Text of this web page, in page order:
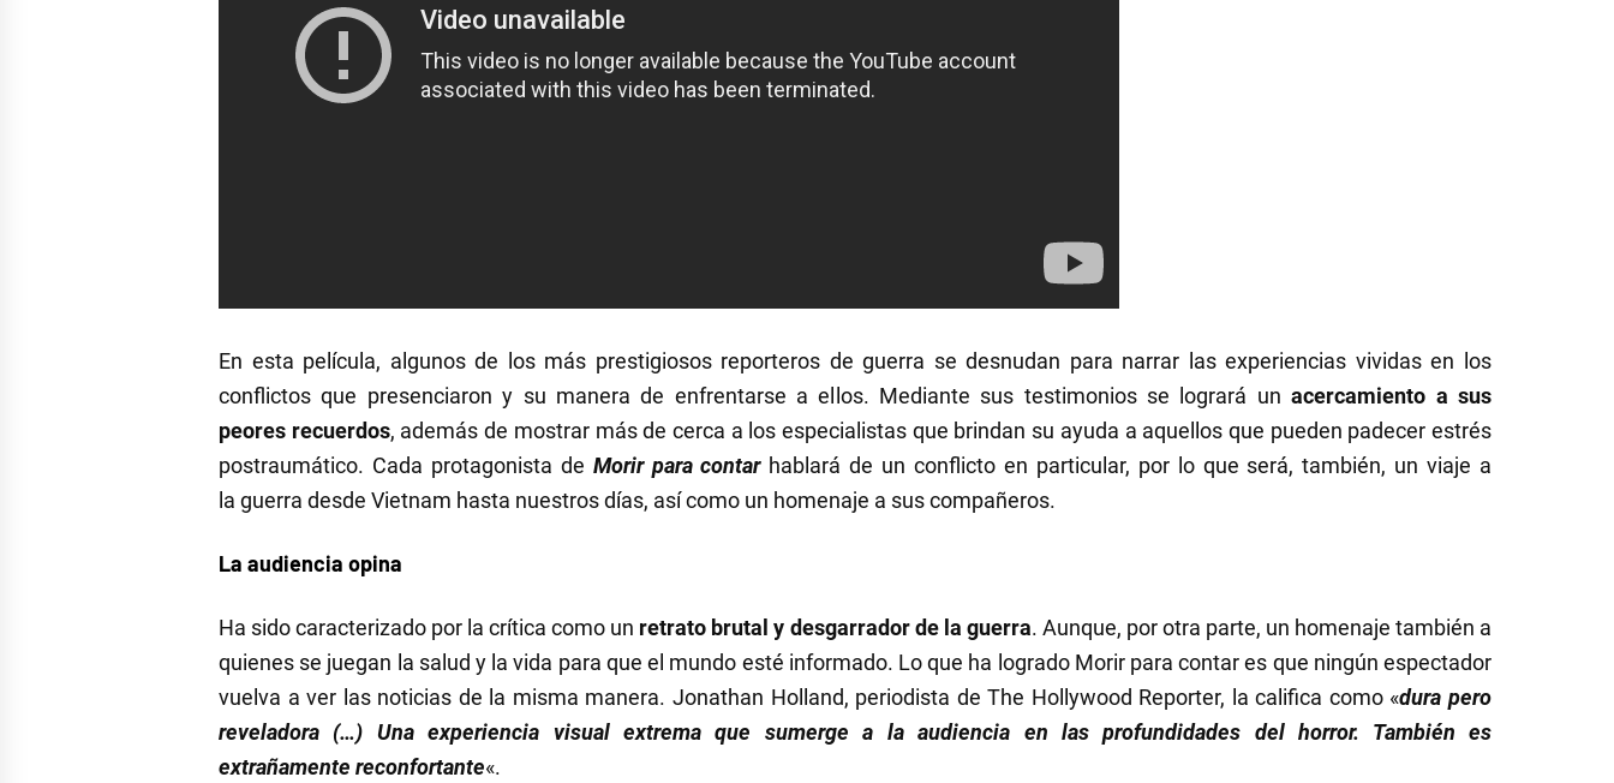
En esta película, algunos de los más prestigiosos reporteros de guerra se desnudan para narrar las experiencias vividas en los
conflictos que presenciaron y su manera de enfrentarse a ellos. Mediante sus testimonios se logrará unacercamiento a sus
peores recuerdos, además de mostrar más de cerca a los especialistas que brindan su ayuda a aquellos que pueden padecer estrés
postraumático. Cada protagonista de Morir para contar hablará de un conflicto en particular, por lo que será, también, un viaje a
la guerra desde Vietnam hasta nuestros días, así como un homenaje a sus compañeros.
La audiencia opina
Ha sido caracterizado por la crítica como un retrato brutal y desgarrador de la guerra. Aunque, por otra parte, un homenaje también a
quienes se juegan la salud y la vida para que el mundo esté informado. Lo que ha logrado Morir para contar es que ningún espectador
vuelva a ver las noticias de la misma manera. Jonathan Holland, periodista de The Hollywood Reporter, la califica como «dura pero
reveladora (…) Una experiencia visual extrema que sumerge a la audiencia en las profundidades del horror. También es
extrañamente reconfortante«.